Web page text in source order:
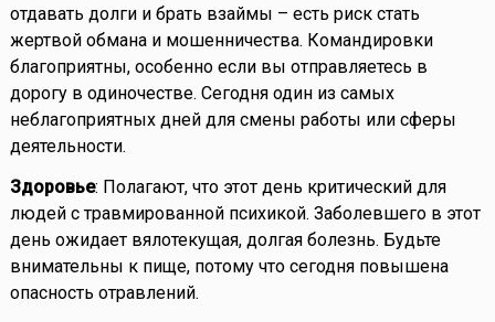
отдавать долги и брать взаймы – есть риск стать
жертвой обмана и мошенничества. Командировки
благоприятны, особенно если вы отправляетесь в
дорогу в одиночестве. Сегодня один из самых
неблагоприятных дней для смены работы или сферы
деятельности.
Здоровье: Полагают, что этот день критический для
людей с травмированной психикой. Заболевшего в этот
день ожидает вялотекущая, долгая болезнь. Будьте
внимательны к пище, потому что сегодня повышена
опасность отравлений.